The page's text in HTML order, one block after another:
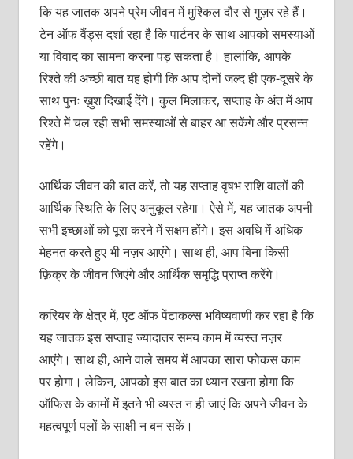
कि यह जातक अपने प्रेम जीवन में मुश्किल दौर से गुज़र रहे हैं।
टेन ऑफ वैंड्स दर्शा रहा है कि पार्टनर के साथ आपको समस्याओं
या विवाद का सामना करना पड़ सकता है। हालांकि, आपके
रिश्ते की अच्छी बात यह होगी कि आप दोनों जल्द ही एक-दूसरे के
साथ पुनः ख़ुश दिखाई देंगे। कुल मिलाकर, सप्ताह के अंत में आप
रिश्ते में चल रही सभी समस्याओं से बाहर आ सकेंगे और प्रसन्न
रहेंगे।
आर्थिक जीवन की बात करें, तो यह सप्ताह वृषभ राशि वालों की
आर्थिक स्थिति के लिए अनुकूल रहेगा। ऐसे में, यह जातक अपनी
सभी इच्छाओं को पूरा करने में सक्षम होंगे। इस अवधि में अधिक
मेहनत करते हुए भी नज़र आएंगे। साथ ही, आप बिना किसी
फ़िक्र के जीवन जिएंगे और आर्थिक समृद्धि प्राप्त करेंगे।
करियर के क्षेत्र में, एट ऑफ पेंटाकल्स भविष्यवाणी कर रहा है कि
यह जातक इस सप्ताह ज्यादातर समय काम में व्यस्त नज़र
आएंगे। साथ ही, आने वाले समय में आपका सारा फोकस काम
पर होगा। लेकिन, आपको इस बात का ध्यान रखना होगा कि
ऑफिस के कामों में इतने भी व्यस्त न ही जाएं कि अपने जीवन के
महत्वपूर्ण पलों के साक्षी न बन सकें।